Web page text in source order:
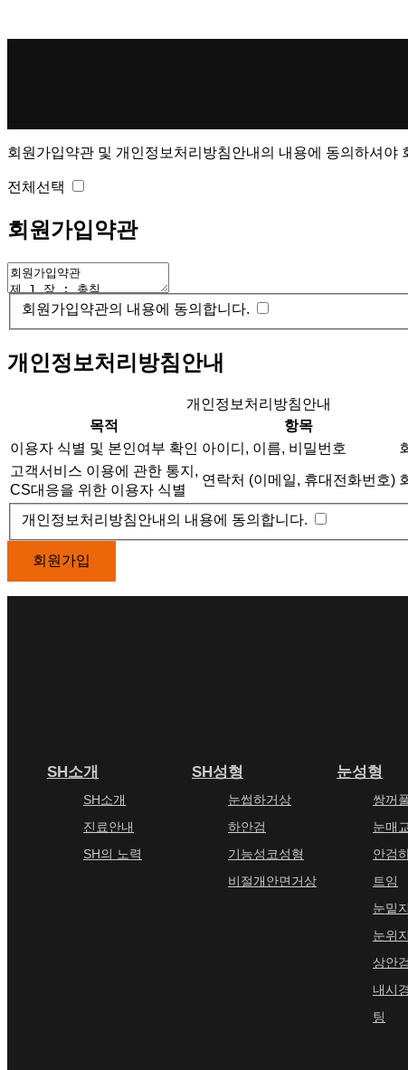
회원가입약관 및 개인정보처리방침안내의 내용에 동의하셔야
전체선택
회원가입약관
회원가입약관의 내용에 동의합니다.
개인정보처리방침안내
개인정보처리방침안내
목적
항목
이용자 식별 및 본인여부 확인 아이디, 이름, 비밀번호
고객서비스 이용에 관한 통지,
CS대응을 위한 이용자 식별
연락처 (이메일, 휴대전화번호)
개인정보처리방침안내의 내용에 동의합니다.
SH소개
SH소개
진료안내
SH의 노력
SH성형
눈썹하거상
하안검
기능성코성형
비절개안면거상
눈성형
쌍꺼
눈매
안검
트임
눈밑
눈위
상안검
내시
팅